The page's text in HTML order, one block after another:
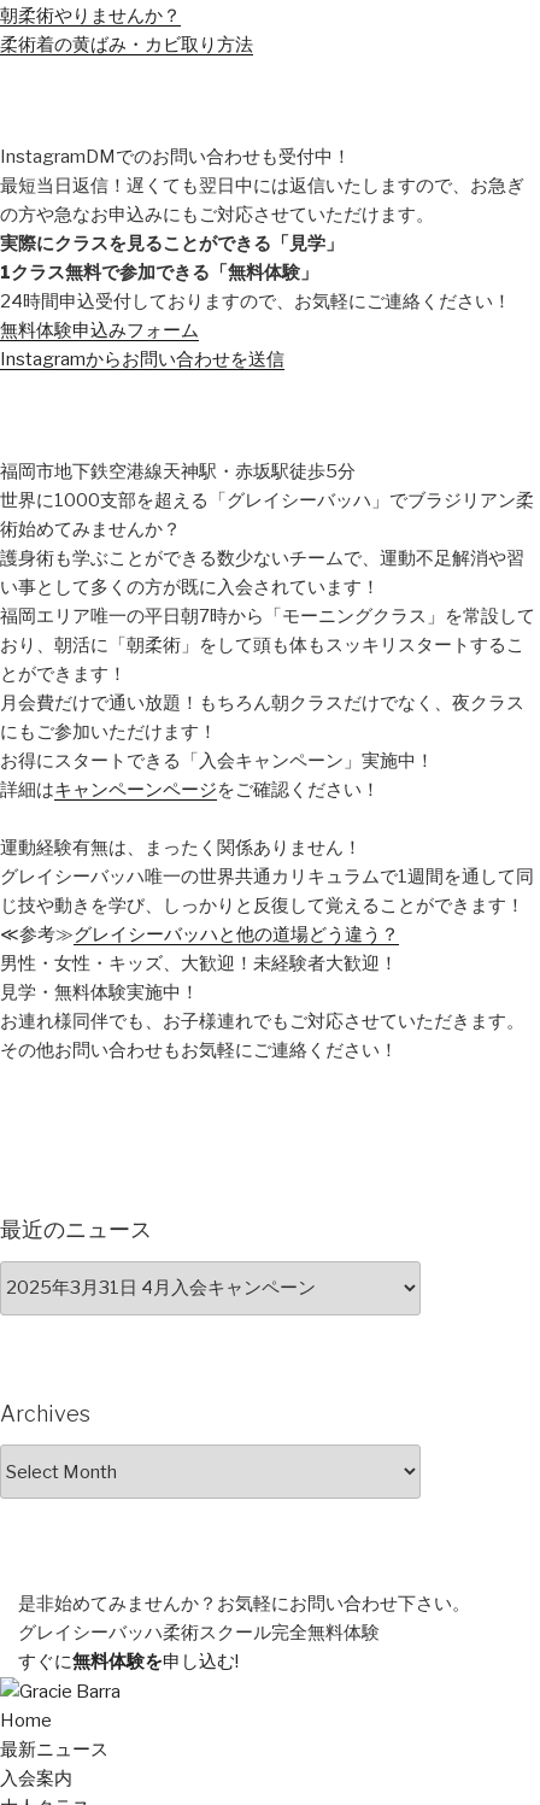
朝柔術やりませんか？
柔術着の黄ばみ・カビ取り方法
InstagramDMでのお問い合わせも受付中！
最短当日返信！遅くても翌日中には返信いたしますので、お急ぎ
の方や急なお申込みにもご対応させていただけます。
実際にクラスを見ることができる「見学」
1クラス無料で参加できる「無料体験」
24時間申込受付しておりますので、お気軽にご連絡ください！
無料体験申込みフォーム
Instagramからお問い合わせを送信
福岡市地下鉄空港線天神駅・赤坂駅徒歩5分
世界に1000支部を超える「グレイシーバッハ」でブラジリアン柔
術始めてみませんか？
護身術も学ぶことができる数少ないチームで、運動不足解消や習
い事として多くの方が既に入会されています！
福岡エリア唯一の平日朝7時から「モーニングクラス」を常設して
おり、朝活に「朝柔術」をして頭も体もスッキリスタートするこ
とができます！
月会費だけで通い放題！もちろん朝クラスだけでなく、夜クラス
にもご参加いただけます！
お得にスタートできる「入会キャンペーン」実施中！
詳細はキャンペーンページをご確認ください！
運動経験有無は、まったく関係ありません！
グレイシーバッハ唯一の世界共通カリキュラムで1週間を通して同
じ技や動きを学び、しっかりと反復して覚えることができます！
≪参考≫グレイシーバッハと他の道場どう違う？
男性・女性・キッズ、大歓迎！未経験者大歓迎！
見学・無料体験実施中！
お連れ様同伴でも、お子様連れでもご対応させていただきます。
その他お問い合わせもお気軽にご連絡ください！
最近のニュース
Archives
是非始めてみませんか？ お気軽にお問い合わせ下さい。
グレイシーバッハ柔術スクール完全無料体験
すぐに無料体験を申し込む!
Home
最新ニュース
入会案内